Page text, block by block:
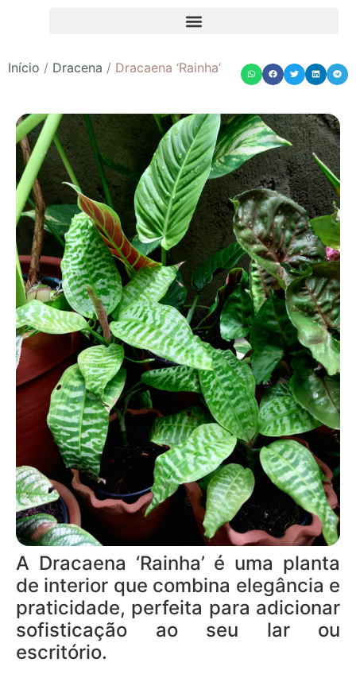
Início / Dracena / Dracaena ‘Rainha’
A Dracaena ‘Rainha’ é uma planta
de interior que combina elegância e
praticidade, perfeita para adicionar
sofisticação ao seu lar ou
escritório.